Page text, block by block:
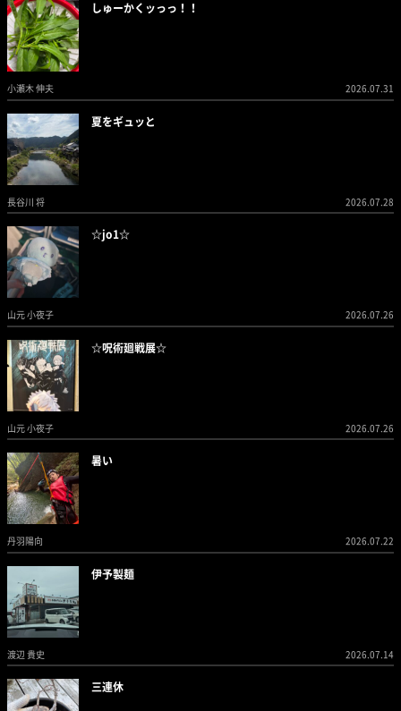
しゅーかくッっっ！！
小瀬木 伸夫 2026.07.31
夏をギュッと
長谷川 将 2026.07.28
☆jo1☆
山元 小夜子 2026.07.26
☆呪術廻戦展☆
山元 小夜子 2026.07.26
暑い
丹羽陽向 2026.07.22
伊予製麺
渡辺 貴史 2026.07.14
三連休